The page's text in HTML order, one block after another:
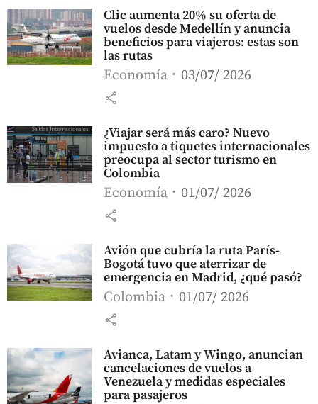
Clic aumenta 20% su oferta de
vuelos desde Medellín y anuncia
beneficios para viajeros: estas son
las rutas
Economía 03/07/ 2026
share
¿Viajar será más caro? Nuevo
impuesto a tiquetes internacionales
preocupa al sector turismo en
Colombia
Economía 01/07/ 2026
share
Avión que cubría la ruta París-
Bogotá tuvo que aterrizar de
emergencia en Madrid, ¿qué pasó?
Colombia 01/07/ 2026
share
Avianca, Latam y Wingo, anuncian
cancelaciones de vuelos a
Venezuela y medidas especiales
para pasajeros